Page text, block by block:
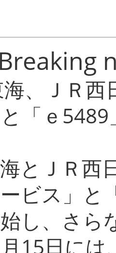
、ＪＲ
「ｅ
とＪＲ西
ービス」
し、さら
15日に